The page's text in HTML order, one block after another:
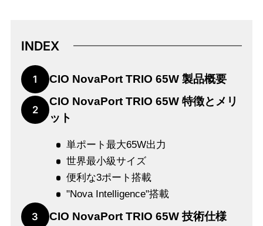
INDEX
1 CIO NovaPort TRIO 65W 製品概要
2
CIO NovaPort TRIO 65W 特徴とメリ
ット
単ポート最大65W出力
世界最小級サイズ
便利な3ポート搭載
"Nova Intelligence"搭載
3 CIO NovaPort TRIO 65W 技術仕様